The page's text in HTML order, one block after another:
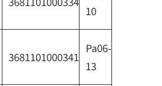
10
3681101000341
Pa06-
13